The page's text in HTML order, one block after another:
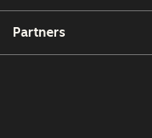
Partners